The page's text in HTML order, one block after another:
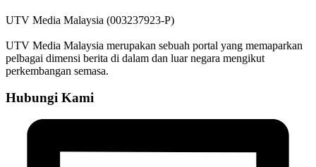
UTV Media Malaysia (003237923-P)
UTV Media Malaysia merupakan sebuah portal yang memaparkan
pelbagai dimensi berita di dalam dan luar negara mengikut
perkembangan semasa.
Hubungi Kami